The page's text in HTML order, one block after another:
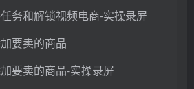
务和解锁视频电商-实操录屏
要卖的商品
要卖的商品-实操录屏